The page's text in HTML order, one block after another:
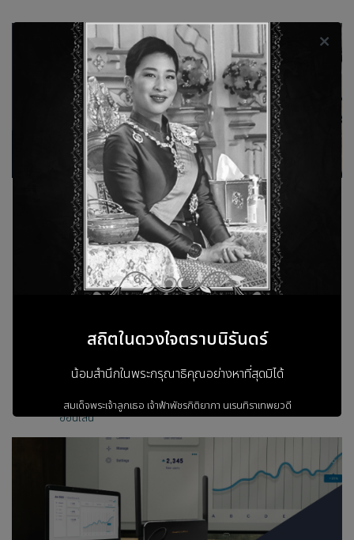
ให้คุณภาพเสียงในการประชุมที่ยอดเยี่ยม
อัพเกรดการประชุมให้เป็นไปอย่างมีประสิทธิภาพ ด้วยระบบเสียงที่ยอด
เยี่ยม ทั้งการประชุมแบบปกติ และรองรับการประชุมแบบออนไลน์
สามารถนำเสนองานได้อย่างลื่นไหล และผู้ร่วมประชุมสามารถรับฟังได้
อย่างชัดเจน
ได้รับระบบเสียงที่มีคุณภาพดีขึ้นครอบคลุมภายในห้อง
Plug and Play ใช้งานง่ายเพียงแค่เปิด-ปิดระบบ ไม่ต้องคอย
สะดวกต่อการนำเสนองานด้วย Wireless Mic ไม่ต้องลากสาย
ให้เกะกะ
กดสลับ
ให้เสียงที่มีความคมชัด ตัดการรบกวนจากภายนอกเมื่อประชุม
ออนไลน์
สถิตในดวงใจตราบนิรันดร์
น้อมสำนึกในพระกรุณาธิคุณอย่างหาที่สุดมิได้
สมเด็จพระเจ้าลูกเธอ เจ้าฟ้าพัชรกิติยาภา นเรนทิราเทพยวดี
กรมหลวงราชสาริณีสิริพัชร
ข้าพระพุทธเจ้า ผู้บริหารและพนักงาน
บริษัท วรธันย์ เทคโนโลยี จำกัด